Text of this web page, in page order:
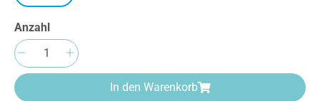
Anzahl
Produkt Anzahl: Gib den gewünschten
In den Warenkorb